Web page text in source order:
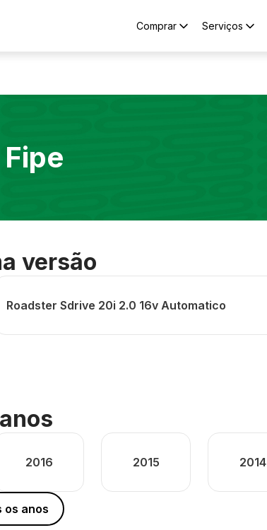
Comprar Serviços
versão
Roadster Sdrive 20i 2.0 16v Automatico
2016 2015 2014
os anos